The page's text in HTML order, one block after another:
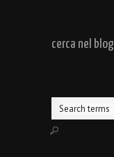
cerca nel blog